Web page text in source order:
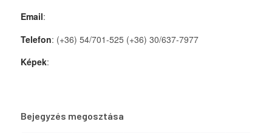
Email:
Telefon: (+36) 54/701-525 (+36) 30/637-7977
Képek:
Bejegyzés megosztása